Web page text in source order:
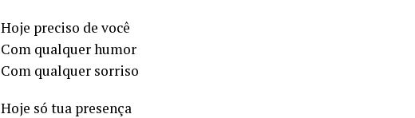
Hoje preciso de você
Com qualquer humor
Com qualquer sorriso
Hoje só tua presença